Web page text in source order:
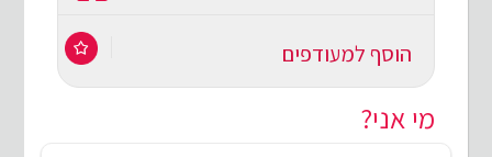
הוסף למעודפים
מי אני?